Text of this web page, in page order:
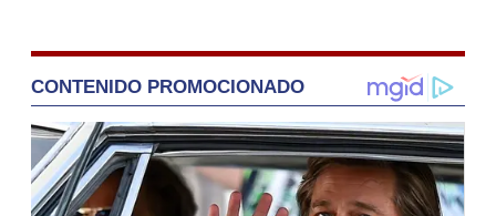
CONTENIDO PROMOCIONADO